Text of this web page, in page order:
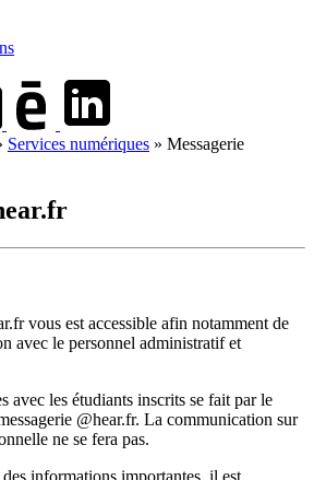
Services numériques » Messagerie
vous est accessible afin notamment de
avec le personnel administratif et
avec les étudiants inscrits se fait par le
@hear.fr. La communication sur
ne se fera pas.